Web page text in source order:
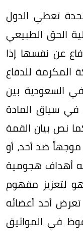
المتحدة تعطي الدول
الحق الطبيعي
عن نفسها إذا
للدفاع
السعودية بين
في سياق المادة
كما نص بيان القمة
موجهاً ضد أحد، أو
أهداف هجومية
لتعزيز مفهوم
أحد أعضائه
في المواثيق